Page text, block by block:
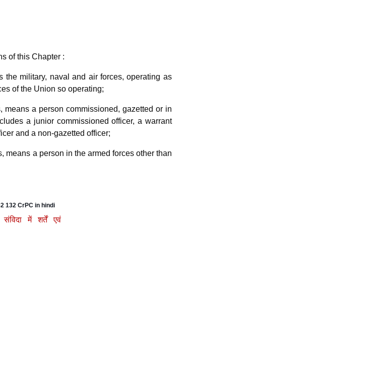
of this Chapter :
military, naval and air forces, operating as
of the Union so operating;
a person commissioned, gazetted or in
a junior commissioned officer, a warrant
and a non-gazetted officer;
means a person in the armed forces other than
132 CrPC in hindi